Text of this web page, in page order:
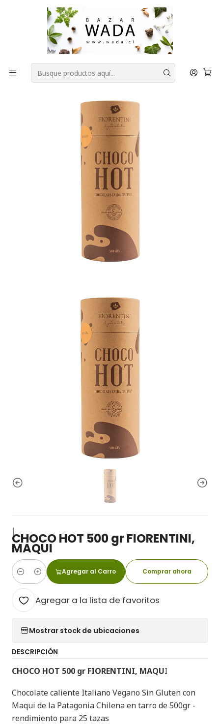
COMPRA FÁCIL, RAPIDA Y 100% SEGURA
Inicio DESPENSA Sin Gluten
CHOCO HOT 500 gr FIORENTINI, MAQUI
|CHOCO HOT 500 gr FIORENTINI,
MAQUI
Cantidad
Agregar al Carro Comprar ahora
Agregar a la lista de favoritos
Mostrar stock de ubicaciones
DESCRIPCIÓN
CHOCO HOT 500 gr FIORENTINI, MAQUI
Chocolate caliente Italiano Vegano Sin Gluten con
Maqui de la Patagonia Chilena en tarro de 500gr -
rendimiento para 25 tazas